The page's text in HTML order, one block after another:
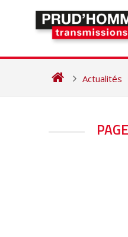
Actualités
NAVIGATION